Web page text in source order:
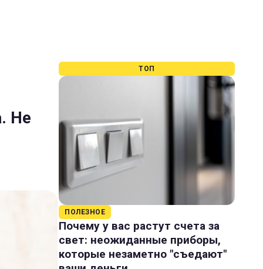
Не
ТОП
ПОЛЕЗНОЕ
Почему у вас растут счета за
свет: неожиданные приборы,
которые незаметно "съедают"